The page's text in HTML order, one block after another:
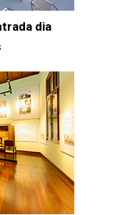
dia